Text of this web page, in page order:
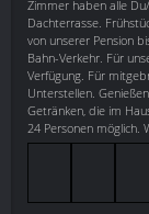
Zimmer haben alle
Dachterrasse.
von unserer Pension
Bahn-Verkehr. Für
Verfügung. Für
Unterstellen.
Getränken, die im
24 Personen möglich.